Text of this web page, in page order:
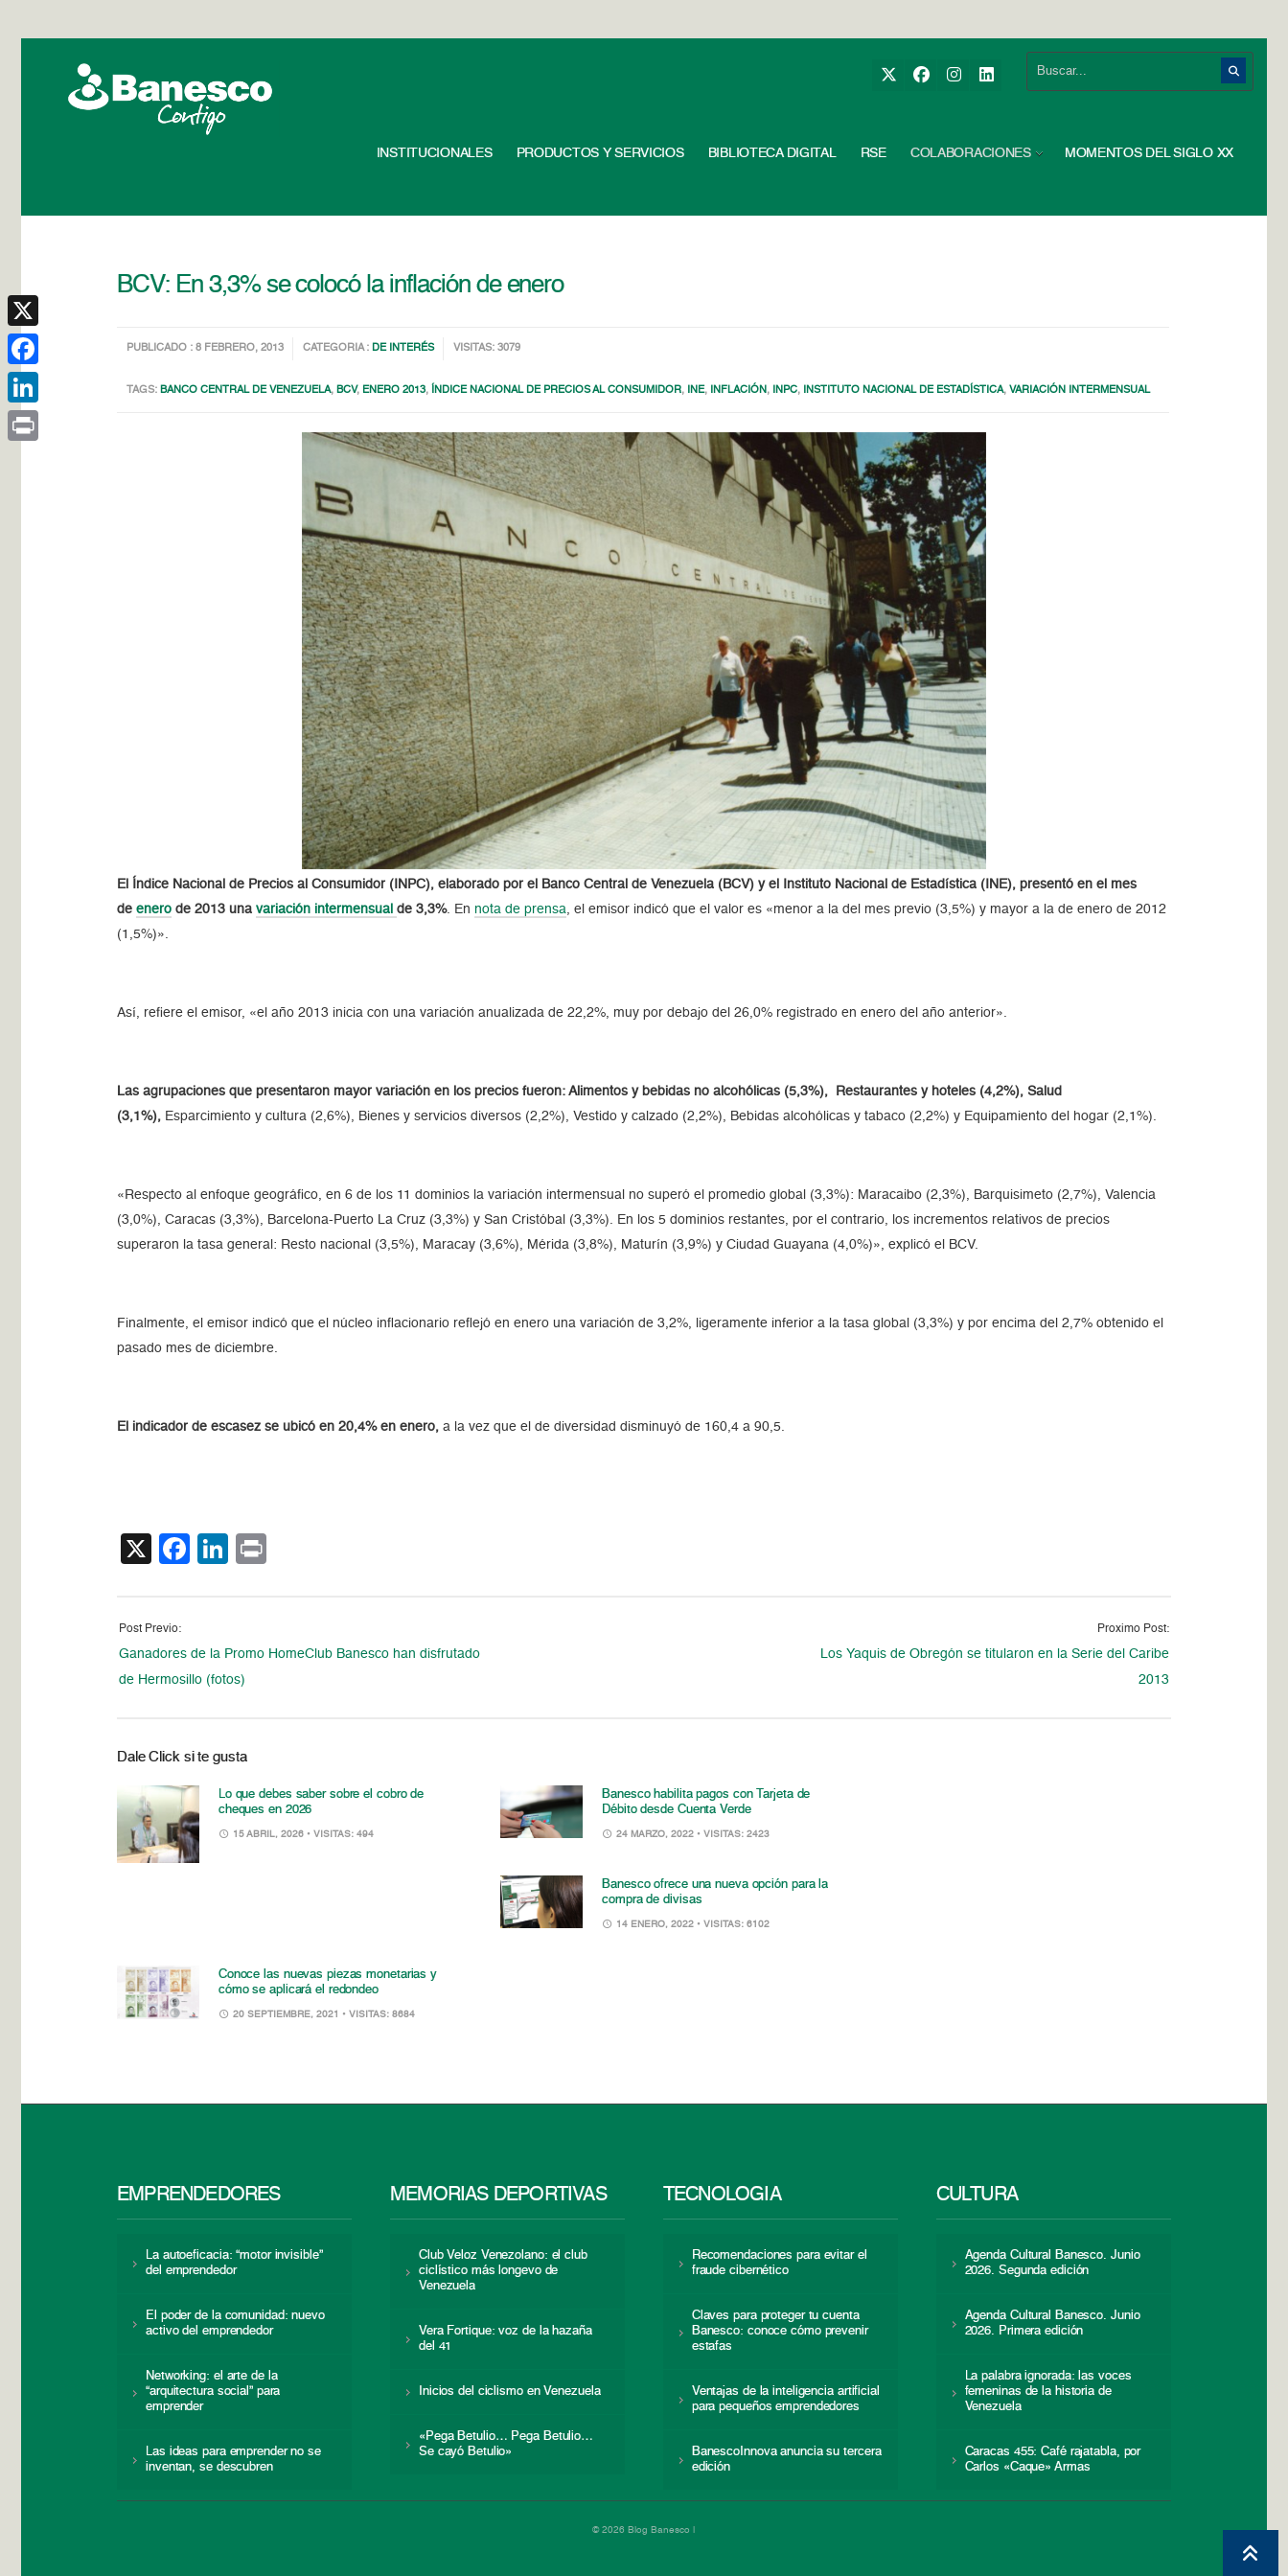
INSTITUCIONALES PRODUCTOS Y SERVICIOS BIBLIOTECA DIGITAL RSE COLABORACIONES MOMENTOS DEL SIGLO XX
BCV: En 3,3% se colocó la inflación de enero
PUBLICADO : 8 FEBRERO, 2013 CATEGORIA : DE INTERÉS VISITAS: 3079
TAGS: BANCO CENTRAL DE VENEZUELA, BCV, ENERO 2013, ÍNDICE NACIONAL DE PRECIOS AL CONSUMIDOR, INE, INFLACIÓN , INPC, INSTITUTO NACIONAL DE ESTADÍSTICA,VARIACIÓN INTERMENSUAL
El Índice Nacional de Precios al Consumidor (INPC), elaborado por el Banco Central de Venezuela (BCV) y el Instituto Nacional de Estadística (INE), presentó en el mes
deenero de 2013 unavariación intermensualde 3,3%. Ennota de prensa , el emisor indicó que el valor es «menor a la del mes previo (3,5%) y mayor a la de enero de 2012
(1,5%)».
Así, refiere el emisor, «el año 2013 inicia con una variación anualizada de 22,2%, muy por debajo del 26,0% registrado en enero del año anterior».
Las agrupaciones que presentaron mayor variación en los precios fueron: Alimentos y bebidas no alcohólicas (5,3%), Restaurantes y hoteles (4,2%), Salud
(3,1%), Esparcimiento y cultura (2,6%), Bienes y servicios diversos (2,2%), Vestido y calzado (2,2%), Bebidas alcohólicas y tabaco (2,2%) y Equipamiento del hogar (2,1%).
«Respecto al enfoque geográfico, en 6 de los 11 dominios la variación intermensual no superó el promedio global (3,3%): Maracaibo (2,3%), Barquisimeto (2,7%), Valencia
(3,0%), Caracas (3,3%), Barcelona-Puerto La Cruz (3,3%) y San Cristóbal (3,3%). En los 5 dominios restantes, por el contrario, los incrementos relativos de precios
superaron la tasa general: Resto nacional (3,5%), Maracay (3,6%), Mérida (3,8%), Maturín (3,9%) y Ciudad Guayana (4,0%)», explicó el BCV.
Finalmente, el emisor indicó que el núcleo inflacionario reflejó en enero una variación de 3,2%, ligeramente inferior a la tasa global (3,3%) y por encima del 2,7% obtenido el
pasado mes de diciembre.
El indicador de escasez se ubicó en 20,4% en enero, a la vez que el de diversidad disminuyó de 160,4 a 90,5.
X Facebook
LinkedIn
Post Previo:
Ganadores de la Promo HomeClub Banesco han disfrutado
de Hermosillo (fotos)
Proximo Post:
Los Yaquis de Obregón se titularon en la Serie del Caribe
2013
Dale Click si te gusta
Lo que debes saber sobre el cobro de
cheques en 2026
15 ABRIL, 2026 • VISITAS: 494
Banesco habilita pagos con Tarjeta de
Débito desde Cuenta Verde
24 MARZO, 2022 • VISITAS: 2423
Banesco ofrece una nueva opción para la
compra de divisas
14 ENERO, 2022 • VISITAS: 6102
Conoce las nuevas piezas monetarias y
cómo se aplicará el redondeo
20 SEPTIEMBRE, 2021 • VISITAS: 8684
EMPRENDEDORES
La autoeficacia: “motor invisible”
del emprendedor
El poder de la comunidad: nuevo
activo del emprendedor
Networking: el arte de la
“arquitectura social” para
emprender
Las ideas para emprender no se
inventan, se descubren
MEMORIAS DEPORTIVAS
Club Veloz Venezolano: el club
ciclístico más longevo de
Venezuela
Vera Fortique: voz de la hazaña
del 41
Inicios del ciclismo en Venezuela
«Pega Betulio… Pega Betulio…
Se cayó Betulio»
TECNOLOGÍA
Recomendaciones para evitar el
fraude cibernético
Claves para proteger tu cuenta
Banesco: conoce cómo prevenir
estafas
Ventajas de la inteligencia artificial
para pequeños emprendedores
BanescoInnova anuncia su tercera
edición
CULTURA
Agenda Cultural Banesco. Junio
2026. Segunda edición
Agenda Cultural Banesco. Junio
2026. Primera edición
La palabra ignorada: las voces
femeninas de la historia de
Venezuela
Caracas 455: Café rajatabla, por
Carlos «Caque» Armas
© 2026 Blog Banesco |
X
Facebook
LinkedIn